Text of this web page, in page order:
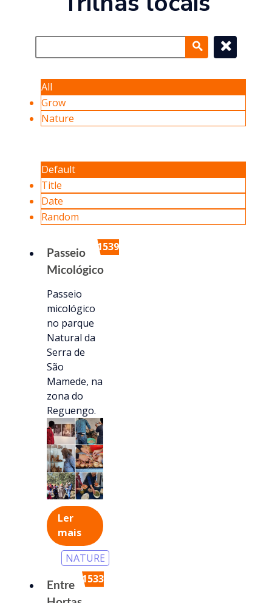
All
Grow
Nature
Default
Title
Date
Random
Passeio
Micológico
1539
Passeio
micológico
no parque
Natural da
Serra de
São
Mamede, na
zona do
Reguengo.
Ler
mais
NATURE
Entre
1533